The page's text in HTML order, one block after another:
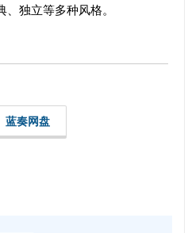
独立等多种风格。
蓝奏网盘